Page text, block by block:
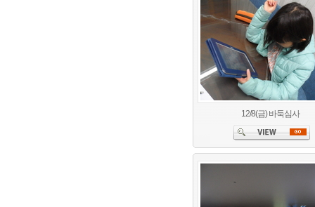
12/8(금) 바둑심사